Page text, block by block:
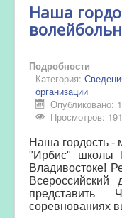
Наша
Подробности
Категория:
организации
Опубликовано:
Просмотров: 191
Наша гордость -
"Ирбис" школы
Владивостоке!
Всероссийский
представить
соревнованиях